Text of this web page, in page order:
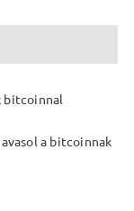
bitcoinnal
a bitcoinnak